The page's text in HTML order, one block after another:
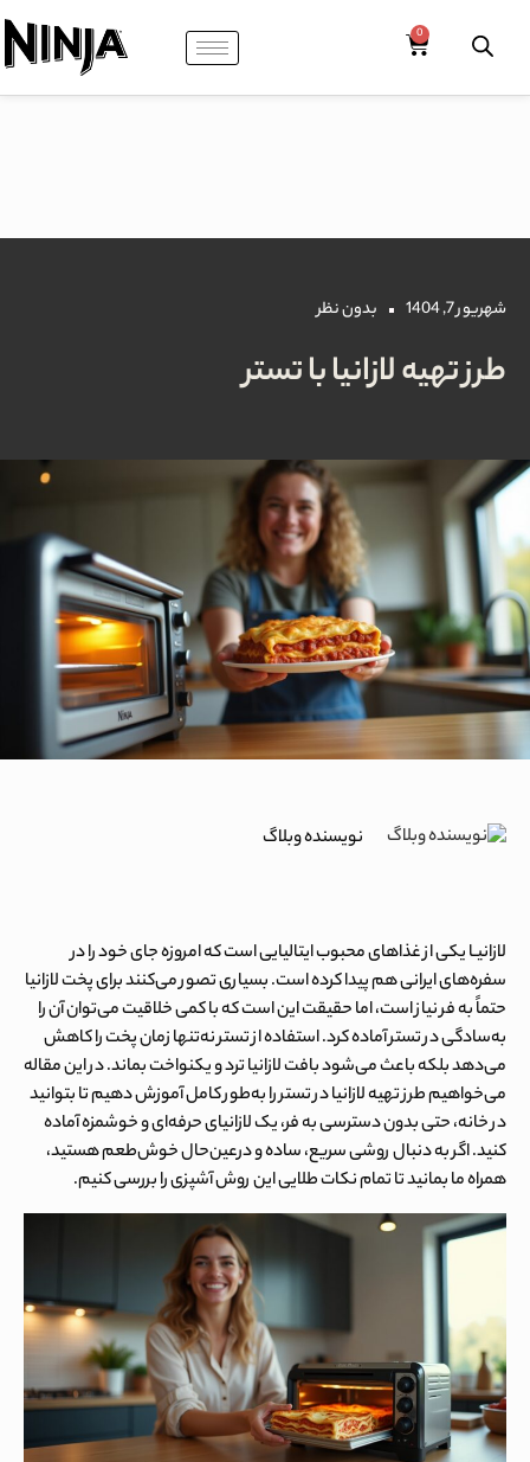
شهریور 7, 1404 بدون نظر
طرز تهیه لازانیا با تستر
نویسنده وبلاگ
لازانیـا یکی از غذاهای محبوب ایتالیایی است که امروزه جای خود را در
سفره‌های ایرانی هم پیدا کرده است. بسیاری تصور می‌کنند برای پخت لازانیا
حتماً به فر نیاز است، اما حقیقت این است که با کمی خلاقیت می‌توان آن را
به‌سادگی در تستر آماده کرد. استفاده از تستر نه‌تنها زمان پخت را کاهش
می‌دهد بلکه باعث می‌شود بافت لازانیا ترد و یکنواخت بماند. در این مقاله
می‌خواهیم طرز تهیه لازانیا در تستر را به‌طور کامل آموزش دهیم تا بتوانید
در خانه، حتی بدون دسترسی به فر، یک لازانیای حرفه‌ای و خوشمزه آماده
کنید. اگر به دنبال روشی سریع، ساده و درعین‌حال خوش‌طعم هستید،
همراه ما بمانید تا تمام نکات طلایی این روش آشپزی را بررسی کنیم.